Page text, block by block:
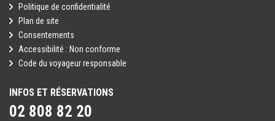
Politique de confidentialité
Plan de site
Consentements
Accessibilité : Non conforme
Code du voyageur responsable
INFOS ET RÉSERVATIONS
02 808 82 20